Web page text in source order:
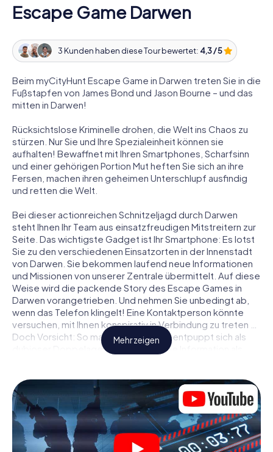
Escape Game Darwen
3 Kunden haben diese Tour bewertet: 4,3 / 5
Beim myCityHunt Escape Game in Darwen treten Sie in die
Fußstapfen von James Bond und Jason Bourne – und das
mitten in Darwen!
Rücksichtslose Kriminelle drohen, die Welt ins Chaos zu
stürzen. Nur Sie und Ihre Spezialeinheit können sie
aufhalten! Bewaffnet mit Ihren Smartphones, Scharfsinn
und einer gehörigen Portion Mut heften Sie sich an ihre
Fersen, machen ihren geheimen Unterschlupf ausfindig
und retten die Welt.
Bei dieser actionreichen Schnitzeljagd durch Darwen
steht Ihnen Ihr Team aus einsatzfreudigen Mitstreitern zur
Seite. Das wichtigste Gadget ist Ihr Smartphone: Es lotst
Sie zu den verschiedenen Einsatzorten in der Innenstadt
von Darwen. Sie bekommen laufend neue Informationen
und Missionen von unserer Zentrale übermittelt. Auf diese
Weise wird die packende Story des Escape Games in
Darwen vorangetrieben. Und nehmen Sie unbedingt ab,
wenn das Telefon klingelt! Eine Kontaktperson könnte
versuchen, mit Ihnen konspirativ in Verbindung zu treten …
Doch Vorsicht: So mancher Informant entpuppt sich als
dubioser Doppelagent und so manche Information als
Sie niemandem!
Anders als in einem klassischen Escape Room in Darwen
sind Sie also nicht in ein Zimmer eingesperrt, aus dem Sie
sich in einem vorgegebenen Zeitfenster befreien
müssen. Diese Smartphone Schnitzeljagd erklärt ganz
Mehr zeigen